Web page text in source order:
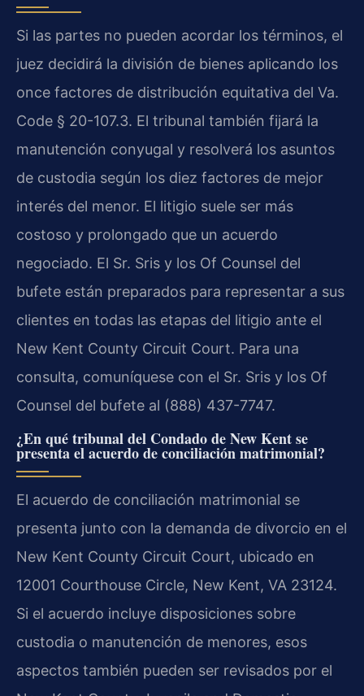
Si las partes no pueden acordar los términos, el
juez decidirá la división de bienes aplicando los
once factores de distribución equitativa del Va.
Code § 20-107.3. El tribunal también fijará la
manutención conyugal y resolverá los asuntos
de custodia según los diez factores de mejor
interés del menor. El litigio suele ser más
costoso y prolongado que un acuerdo
negociado. El Sr. Sris y los Of Counsel del
bufete están preparados para representar a sus
clientes en todas las etapas del litigio ante el
New Kent County Circuit Court. Para una
consulta, comuníquese con el Sr. Sris y los Of
Counsel del bufete al (888) 437-7747.
¿En qué tribunal del Condado de New Kent se
presenta el acuerdo de conciliación matrimonial?
El acuerdo de conciliación matrimonial se
presenta junto con la demanda de divorcio en el
New Kent County Circuit Court, ubicado en
12001 Courthouse Circle, New Kent, VA 23124.
Si el acuerdo incluye disposiciones sobre
custodia o manutención de menores, esos
aspectos también pueden ser revisados por el